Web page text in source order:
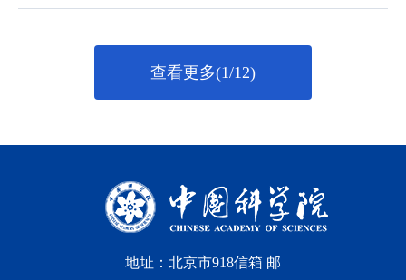
查看更多(1/12)
地址：北京市918信箱 邮